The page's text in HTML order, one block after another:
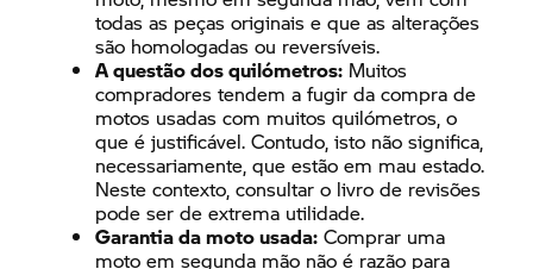
todas as peças originais e que as alterações
são homologadas ou reversíveis.
A questão dos quilómetros: Muitos
compradores tendem a fugir da compra de
motos usadas com muitos quilómetros, o
que é justificável. Contudo, isto não significa,
necessariamente, que estão em mau estado.
Neste contexto, consultar o livro de revisões
pode ser de extrema utilidade.
Garantia da moto usada: Comprar uma
moto em segunda mão não é razão para